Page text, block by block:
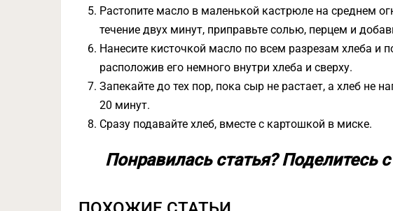
Растопите масло в маленькой кастрюле на среднем
течение двух минут, приправьте солью, перцем и
Нанесите кисточкой масло по всем разрезам хлеба и
расположив его немного внутри хлеба и сверху.
Запекайте до тех пор, пока сыр не растает, а хлеб не
20 минут.
Сразу подавайте хлеб, вместе с картошкой в ​​миске.
Понравилась статья? Поделитесь